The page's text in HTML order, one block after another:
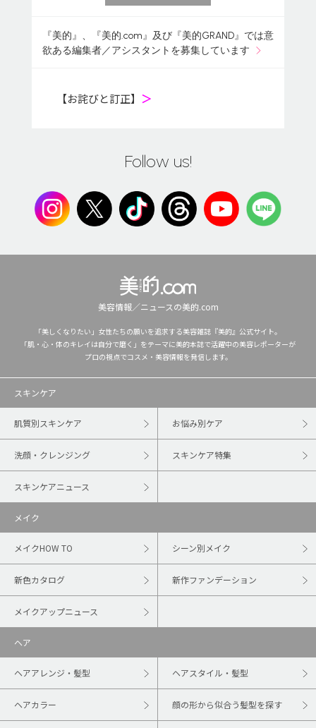
『美的』、『美的.com』及び『美的GRAND』では意
欲ある編集者／アシスタントを募集しています
【お詫びと訂正】 ＞
Follow us!
美容情報／ニュースの美的.com
「美しくなりたい」女性たちの願いを追求する美容雑誌『美的』公式サイト。
「肌・心・体のキレイは自分で磨く」をテーマに美的本誌で活躍中の美容レポーターが
プロの視点でコスメ・美容情報を発信します。
スキンケア
肌質別スキンケア お悩み別ケア
洗顔・クレンジング スキンケア特集
スキンケアニュース
メイク
メイクHOW TO シーン別メイク
新色カタログ 新作ファンデーション
メイクアップニュース
ヘア
ヘアアレンジ・髪型 ヘアスタイル・髪型
ヘアカラー 顔の形から似合う髪型を探す